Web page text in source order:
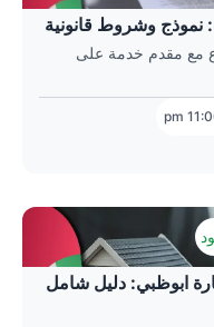
نموذج وشروط قانونية
مع مقدم خدمة على
11:00
ابوظبي: دليل شامل